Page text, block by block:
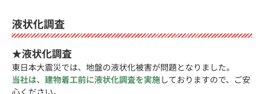
液状化調査
★液状化調査
東日本大震災では、地盤の液状化被害が問題となりました。
当社は、建物着工前に液状化調査を実施しておりますので、ご安